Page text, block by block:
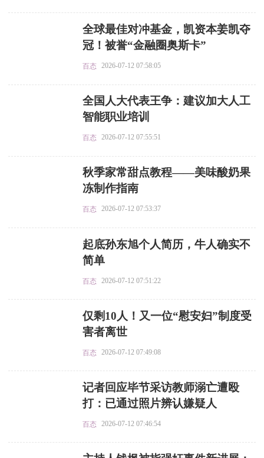
​全球最佳对冲基金，凯资本姜凯夺
冠！被誉“金融圈奥斯卡”
百态 2026-07-12 07:58:05
​全国人大代表王争：建议加大人工
智能职业培训
百态 2026-07-12 07:55:51
​秋季家常甜点教程——美味酸奶果
冻制作指南
百态 2026-07-12 07:53:37
​起底孙东旭个人简历，牛人确实不
简单
百态 2026-07-12 07:51:22
​仅剩10人！又一位“慰安妇”制度受
害者离世
百态 2026-07-12 07:49:08
​记者回应毕节采访教师溺亡遭殴
打：已通过照片辨认嫌疑人
百态 2026-07-12 07:46:54